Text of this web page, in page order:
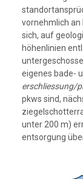
vornehmlich an
sich, auf
höhenlinien
eigenes bade-
erschliessung/
pkws sind,
unter 200 m)
entsorgung